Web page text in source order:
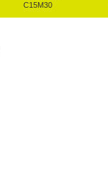
C15M30